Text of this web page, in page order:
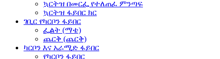
ኳርትዝ በመርፌ የተለጠፈ ምንጣፍ
ኳርትዝ ፋይበር ክር
ገቢር የካርቦን ፋይበር
ፌልት (ማቴ)
ጨርቅ (ጨርቅ)
ካርቦን እና አራሚድ ፋይበር
የካርቦን ፋይበር